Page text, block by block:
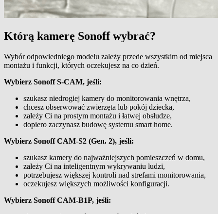
Którą kamerę Sonoff wybrać?
Wybór odpowiedniego modelu zależy przede wszystkim od miejsca
montażu i funkcji, których oczekujesz na co dzień.
Wybierz Sonoff S-CAM, jeśli:
szukasz niedrogiej kamery do monitorowania wnętrza,
chcesz obserwować zwierzęta lub pokój dziecka,
zależy Ci na prostym montażu i łatwej obsłudze,
dopiero zaczynasz budowę systemu smart home.
Wybierz Sonoff CAM-S2 (Gen. 2), jeśli:
szukasz kamery do najważniejszych pomieszczeń w domu,
zależy Ci na inteligentnym wykrywaniu ludzi,
potrzebujesz większej kontroli nad strefami monitorowania,
oczekujesz większych możliwości konfiguracji.
Wybierz Sonoff CAM-B1P, jeśli: